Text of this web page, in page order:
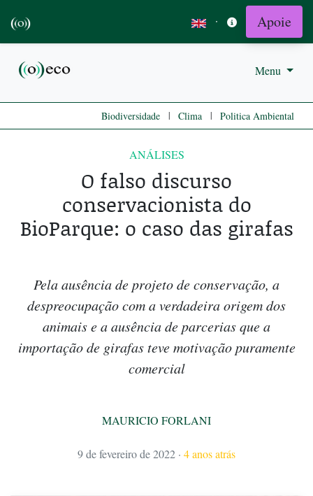
· Apoie
Menu
Biodiversidade | Clima | Politica Ambiental
ANÁLISES
O falso discurso
conservacionista do
BioParque: o caso das girafas
Pela ausência de projeto de conservação, a
despreocupação com a verdadeira origem dos
animais e a ausência de parcerias que a
importação de girafas teve motivação puramente
comercial
MAURICIO FORLANI
9 de fevereiro de 2022 · 4 anos atrás